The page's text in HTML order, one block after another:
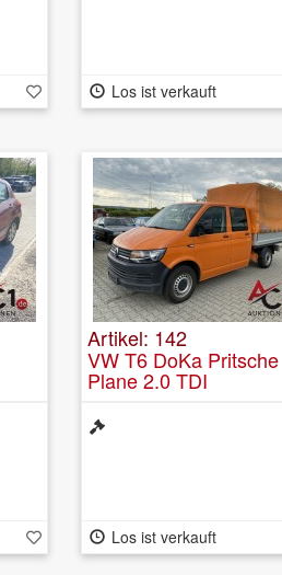
Los ist verkauft
Artikel: 142
VW T6 DoKa Pritsche
Plane 2.0 TDI
Los ist verkauft